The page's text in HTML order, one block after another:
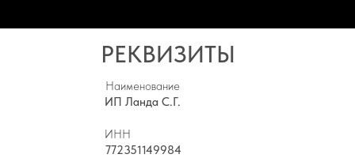
РЕКВИЗИТЫ
Наименование
ИП Ланда С.Г.
ИНН
772351149984